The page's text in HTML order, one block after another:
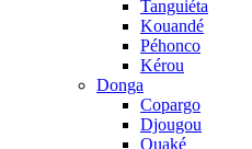
Tanguiéta
Kouandé
Péhonco
Kérou
Donga
Copargo
Djougou
Ouaké